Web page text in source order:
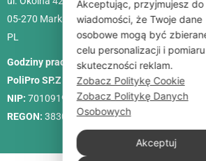
05-270 Marki
PL
Godziny pracy:
Pon. – Pt.: 9:00-18:00, Sob.:
PoliPro SP.Z O. O.
NIP: 7010919458
REGON: 383088713
Akceptując, przyjmujesz do
wiadomości, że Twoje dane
osobowe mogą być
celu personalizacji i pomiaru
skuteczności reklam.
Zobacz Politykę Cookie
Zobacz Politykę Danych
Osobowych
Akceptuj